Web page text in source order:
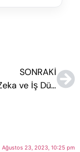
SONRAKI
Yapay Zeka ve İş Dünyasına Etkileri
Ağustos 23, 2023, 10:25 pm